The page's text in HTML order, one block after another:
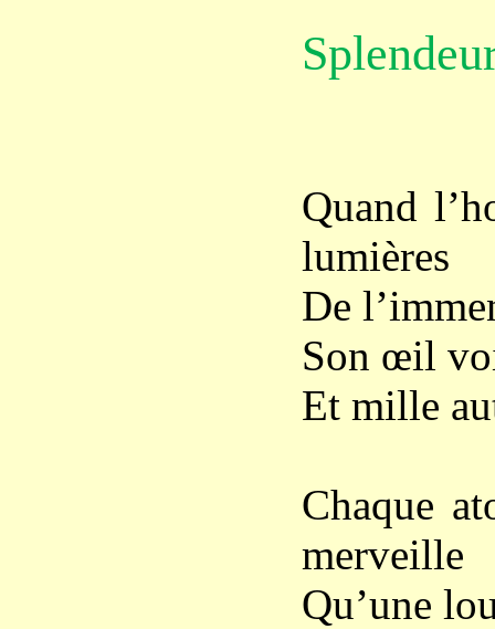
Quand
lumières
De
Son œil
Et mille
Chaque
merveille
Qu’une